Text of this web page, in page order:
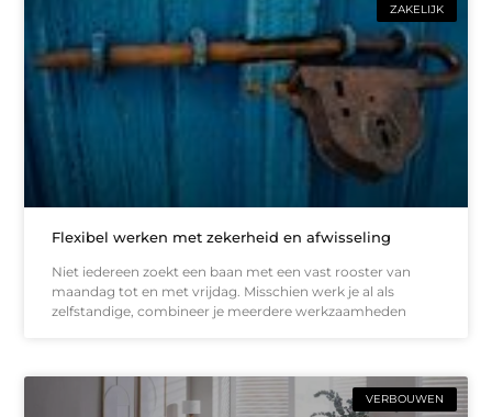
ZAKELIJK
Flexibel werken met zekerheid en afwisseling
Niet iedereen zoekt een baan met een vast rooster van
maandag tot en met vrijdag. Misschien werk je al als
zelfstandige, combineer je meerdere werkzaamheden
VERBOUWEN